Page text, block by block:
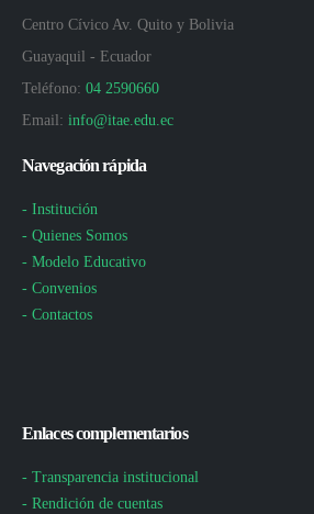
Centro Cívico Av. Quito y Bolivia
Guayaquil - Ecuador
Teléfono: 04 2590660
Email: info@itae.edu.ec
Navegación rápida
- Institución
- Quienes Somos
- Modelo Educativo
- Convenios
- Contactos
Enlaces complementarios
- Transparencia institucional
- Rendición de cuentas